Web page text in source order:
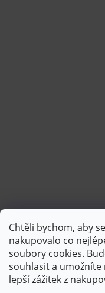
Chtěli bychom, aby
nakupovalo co
soubory cookies.
souhlasit a
lepší zážitek z
Sledovat